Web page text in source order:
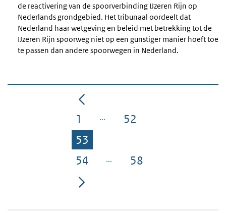
de reactivering van de spoorverbinding IJzeren Rijn op
Nederlands grondgebied. Het tribunaal oordeelt dat
Nederland haar wetgeving en beleid met betrekking tot de
IJzeren Rijn spoorweg niet op een gunstiger manier hoeft toe
te passen dan andere spoorwegen in Nederland.
Pagina
1 Pagina
52
Pagina
53
Pagina
54 Pagina
58